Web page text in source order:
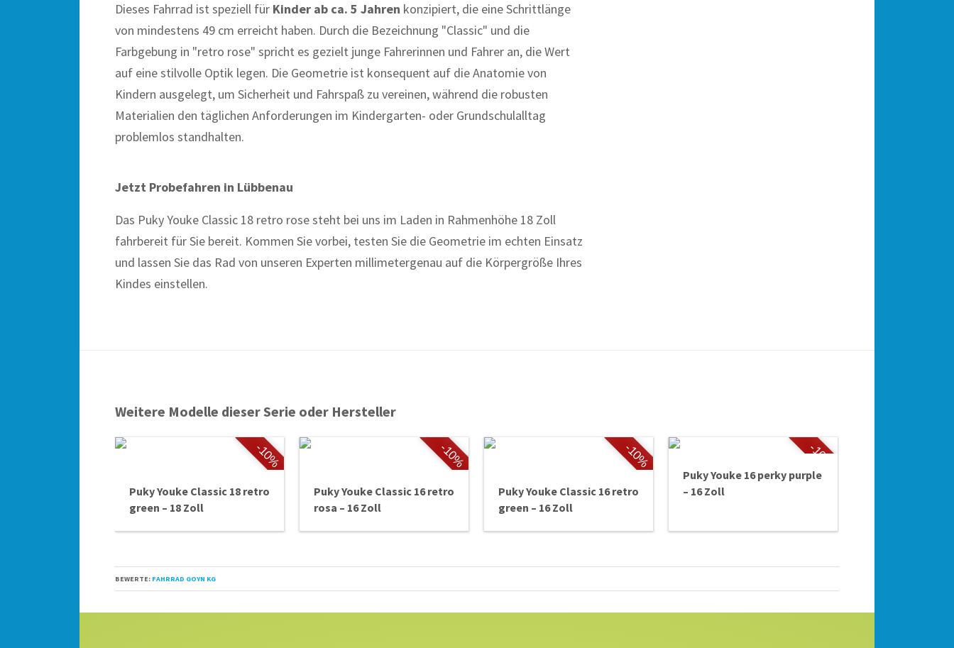
Dieses Fahrrad ist speziell für Kinder ab ca. 5 Jahren konzipiert, die eine Schrittlänge
von mindestens 49 cm erreicht haben. Durch die Bezeichnung "Classic" und die
Farbgebung in "retro rose" spricht es gezielt junge Fahrerinnen und Fahrer an, die Wert
auf eine stilvolle Optik legen. Die Geometrie ist konsequent auf die Anatomie von
Kindern ausgelegt, um Sicherheit und Fahrspaß zu vereinen, während die robusten
Materialien den täglichen Anforderungen im Kindergarten- oder Grundschulalltag
problemlos standhalten.
Jetzt Probefahren in Lübbenau
Das Puky Youke Classic 18 retro rose steht bei uns im Laden in Rahmenhöhe 18 Zoll
fahrbereit für Sie bereit. Kommen Sie vorbei, testen Sie die Geometrie im echten Einsatz
und lassen Sie das Rad von unseren Experten millimetergenau auf die Körpergröße Ihres
Kindes einstellen.
Weitere Modelle dieser Serie oder Hersteller
-10%
Puky Youke Classic 18 retro
green – 18 Zoll
-10%
Puky Youke Classic 16 retro
rosa – 16 Zoll
-10%
Puky Youke Classic 16 retro
green – 16 Zoll
-10%
Puky Youke 16 perky purple
– 16 Zoll
BEWERTE: FAHRRAD GOYN KG